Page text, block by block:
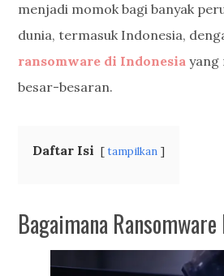
menjadi momok bagi banyak
dunia, termasuk Indonesia,
ransomware di Indonesia yang
besar-besaran.
Daftar Isi tampilkan
Bagaimana